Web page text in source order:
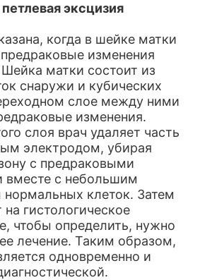
эксцизия
когда в шейке матки
изменения
матки состоит из
снаружи и кубических
слое между ними
изменения.
слоя врач удаляет часть
электродом, убирая
с предраковыми
вместе с небольшим
нормальных клеток. Затем
на гистологическое
чтобы определить, нужно
лечение. Таким образом,
одновременно и